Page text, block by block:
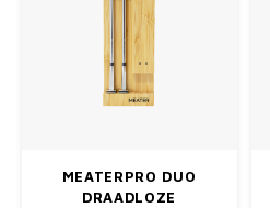
MEATERPRO DUO
DRAADLOZE